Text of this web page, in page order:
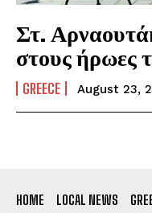
Στ.
στους ήρωες
GREECE August 23,
HOME LOCAL NEWS